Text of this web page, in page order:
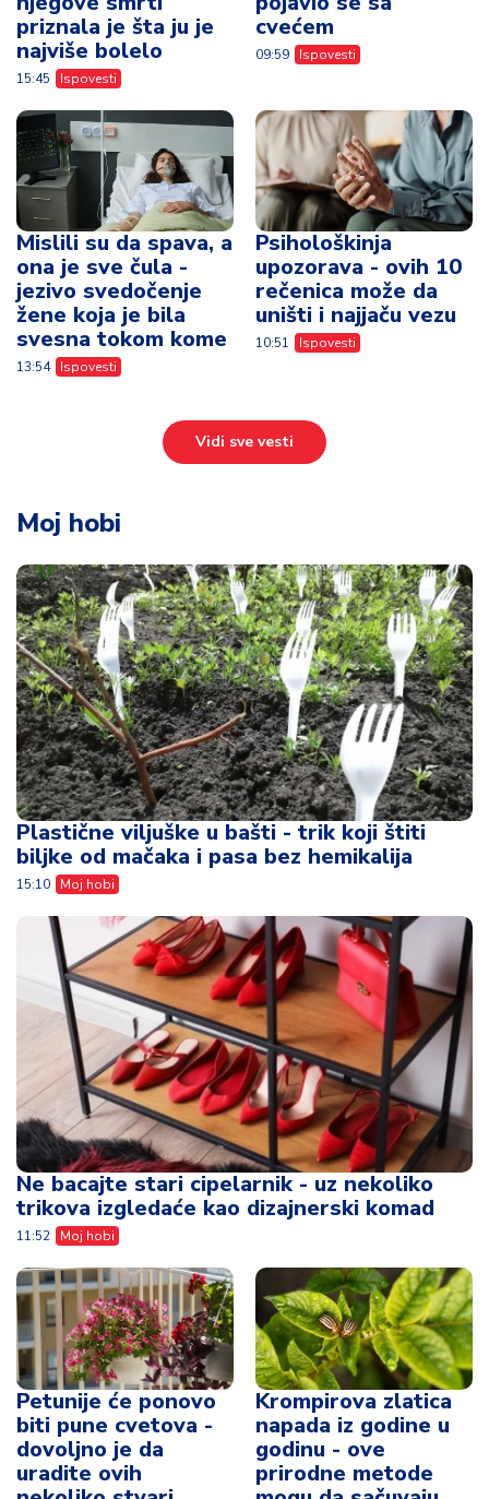
priznala je šta ju je
najviše bolelo
15:45 Ispovesti
cvećem
09:59 Ispovesti
Mislili su da spava, a
ona je sve čula -
jezivo svedočenje
žene koja je bila
svesna tokom kome
13:54 Ispovesti
Psihološkinja
upozorava - ovih 10
rečenica može da
uništi i najjaču vezu
10:51 Ispovesti
Vidi sve vesti
Moj hobi
Plastične viljuške u bašti - trik koji štiti
biljke od mačaka i pasa bez hemikalija
15:10 Moj hobi
Ne bacajte stari cipelarnik - uz nekoliko
trikova izgledaće kao dizajnerski komad
11:52 Moj hobi
Petunije će ponovo
biti pune cvetova -
dovoljno je da
uradite ovih
Krompirova zlatica
napada iz godine u
godinu - ove
prirodne metode